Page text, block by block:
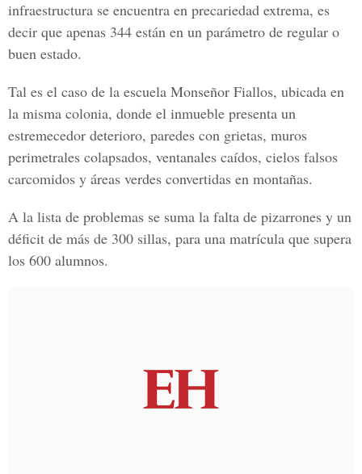
infraestructura se encuentra en precariedad extrema, es
decir que apenas 344 están en un parámetro de regular o
buen estado.
Tal es el caso de la escuela Monseñor Fiallos, ubicada en
la misma colonia, donde el inmueble presenta un
estremecedor deterioro, paredes con grietas, muros
perimetrales colapsados, ventanales caídos, cielos falsos
carcomidos y áreas verdes convertidas en montañas.
A la lista de problemas se suma la falta de pizarrones y un
déficit de más de 300 sillas, para una matrícula que supera
los 600 alumnos.